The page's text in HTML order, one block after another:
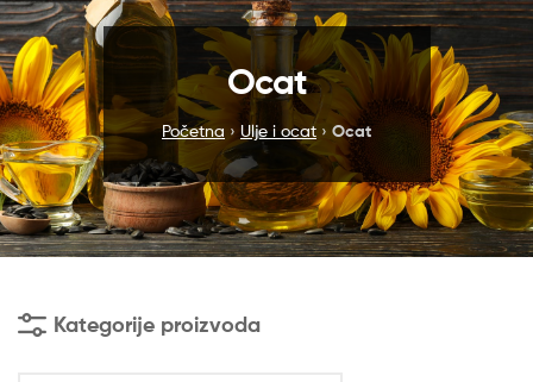
Ocat
Početna › Ulje i ocat › Ocat
Kategorije proizvoda